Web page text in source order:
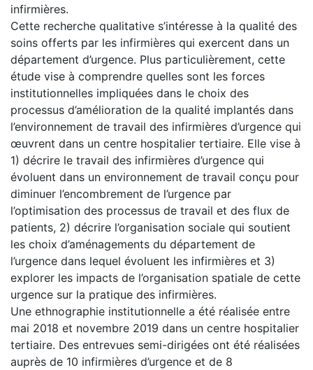
infirmières.
Cette recherche qualitative s’intéresse à la qualité des
soins offerts par les infirmières qui exercent dans un
département d’urgence. Plus particulièrement, cette
étude vise à comprendre quelles sont les forces
institutionnelles impliquées dans le choix des
processus d’amélioration de la qualité implantés dans
l’environnement de travail des infirmières d’urgence qui
œuvrent dans un centre hospitalier tertiaire. Elle vise à
1) décrire le travail des infirmières d’urgence qui
évoluent dans un environnement de travail conçu pour
diminuer l’encombrement de l’urgence par
l’optimisation des processus de travail et des flux de
patients, 2) décrire l’organisation sociale qui soutient
les choix d’aménagements du département de
l’urgence dans lequel évoluent les infirmières et 3)
explorer les impacts de l’organisation spatiale de cette
urgence sur la pratique des infirmières.
Une ethnographie institutionnelle a été réalisée entre
mai 2018 et novembre 2019 dans un centre hospitalier
tertiaire. Des entrevues semi-dirigées ont été réalisées
auprès de 10 infirmières d’urgence et de 8